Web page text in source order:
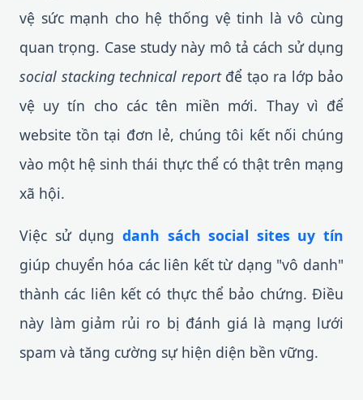
vệ sức mạnh cho hệ thống vệ tinh là vô cùng
quan trọng. Case study này mô tả cách sử dụng
social stacking technical reportđể tạo ra lớp bảo
vệ uy tín cho các tên miền mới. Thay vì để
website tồn tại đơn lẻ, chúng tôi kết nối chúng
vào một hệ sinh thái thực thể có thật trên mạng
xã hội.
Việc sử dụng danh sách social sites uy tín
giúp chuyển hóa các liên kết từ dạng "vô danh"
thành các liên kết có thực thể bảo chứng. Điều
này làm giảm rủi ro bị đánh giá là mạng lưới
spam và tăng cường sự hiện diện bền vững.